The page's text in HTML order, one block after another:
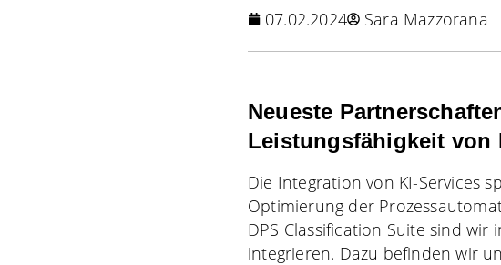
07.02.2024 Sara Mazzorana
Neueste
Leistungsfähigkeit von
Die Integration von KI-Services
Optimierung der
DPS Classification Suite sind wir
integrieren. Dazu befinden wir